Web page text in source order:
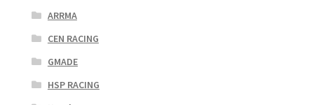
ARRMA
CEN RACING
GMADE
HSP RACING